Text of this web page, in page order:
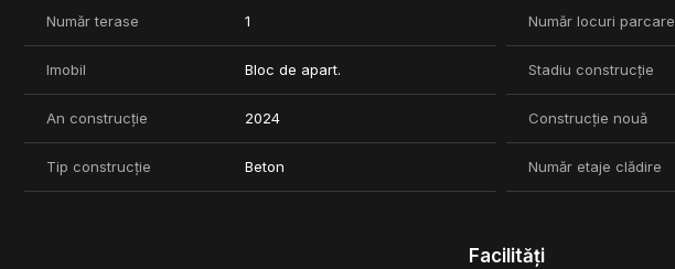
Număr terase 1 Număr locuri parcare
Imobil Bloc de apart. Stadiu construcție
An construcție 2024 Construcție nouă
Tip construcție Beton Număr etaje clădire
Facilități